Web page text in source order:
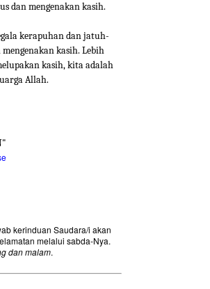
dan mengenakan kasih.
kerapuhan dan jatuh-
kasih. Lebih
kasih, kita adalah
Allah.
kerinduan Saudara/i akan
melalui sabda-Nya.
dan malam.